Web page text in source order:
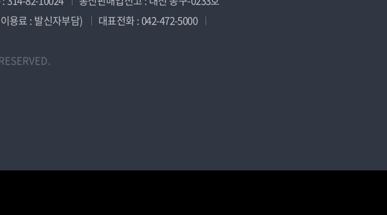
용료 : 발신자부담)
대표전화 : 042-472-5000